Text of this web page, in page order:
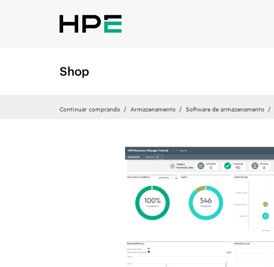
Shop
Continuar comprando Armazenamento Software de armazenamento